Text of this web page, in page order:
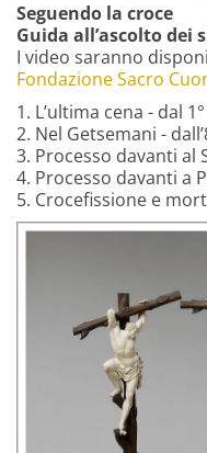
Seguendo la croce
Guida all’ascolto dei
I video saranno
Fondazione Sacro
1. L’ultima cena - dal
2. Nel Getsemani -
3. Processo davanti al
4. Processo davanti a
5. Crocefissione e